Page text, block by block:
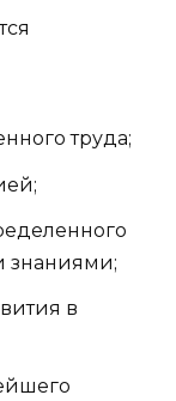
труда;
знаниями;
в